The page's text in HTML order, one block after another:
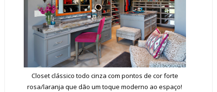
Closet clássico todo cinza com pontos de cor forte
rosa/laranja que dão um toque moderno ao espaço!